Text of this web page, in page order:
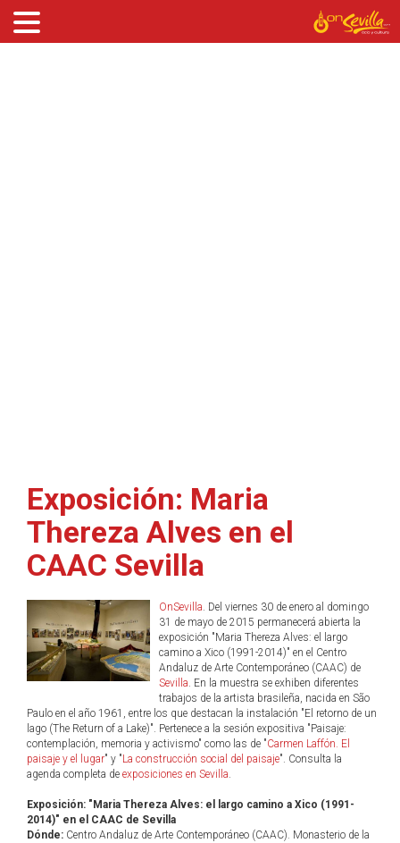
Exposición: Maria
Thereza Alves en el
CAAC Sevilla
OnSevilla. Del viernes 30 de enero al domingo
31 de mayo de 2015 permanecerá abierta la
exposición "Maria Thereza Alves: el largo
camino a Xico (1991-2014)" en el Centro
Andaluz de Arte Contemporáneo (CAAC) de
Sevilla. En la muestra se exhiben diferentes
trabajos de la artista brasileña, nacida en São
Paulo en el año 1961, entre los que destacan la instalación "El retorno de un
lago (The Return of a Lake)". Pertenece a la sesión expositiva "Paisaje:
contemplación, memoria y activismo" como las de "Carmen Laffón. El
paisaje y el lugar" y "La construcción social del paisaje". Consulta la
agenda completa de exposiciones en Sevilla.
Exposición: "Maria Thereza Alves: el largo camino a Xico (1991-
2014)" en el CAAC de Sevilla
Dónde: Centro Andaluz de Arte Contemporáneo (CAAC). Monasterio de la